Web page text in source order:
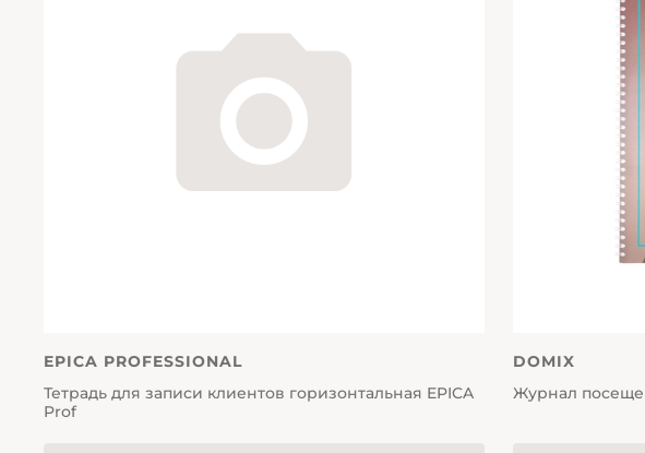
EPICA PROFESSIONAL
Тетрадь для записи клиентов горизонтальная EPICA
Prof
DOMIX
Журнал